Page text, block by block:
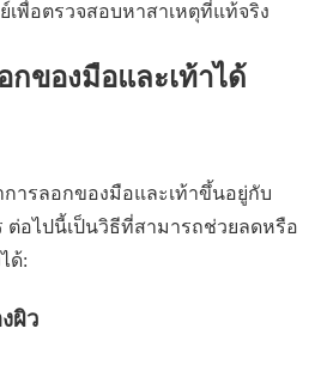
พื่อตรวจสอบหาสาเหตุที่แท้จริง
ของมือและเท้าได้
การลอกของมือและเท้าขึ้นอยู่กับ
ต่อไปนี้เป็นวิธีที่สามารถช่วยลดหรือ
ด้:
ผิว